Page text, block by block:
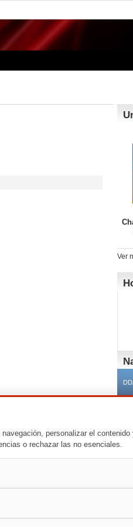
Ver
personalizar el contenido
o rechazar las no esenciales.